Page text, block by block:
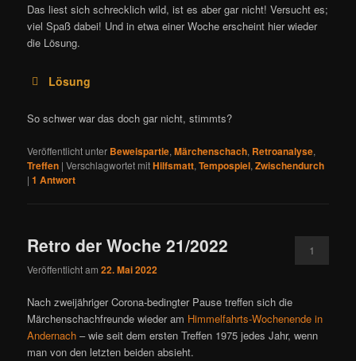
Das liest sich schrecklich wild, ist es aber gar nicht! Versucht es;
viel Spaß dabei! Und in etwa einer Woche erscheint hier wieder
die Lösung.
Lösung
So schwer war das doch gar nicht, stimmts?
Veröffentlicht unter Beweispartie,Märchenschach, Retroanalyse,
Treffen |Verschlagwortet mitHilfsmatt,Tempospiel,Zwischendurch
|1 Antwort
Retro der Woche 21/2022
Veröffentlicht am22. Mai 2022
1
Nach zweijähriger Corona-bedingter Pause treffen sich die
Märchenschachfreunde wieder am Himmelfahrts-Wochenende in
Andernach – wie seit dem ersten Treffen 1975 jedes Jahr, wenn
man von den letzten beiden absieht.